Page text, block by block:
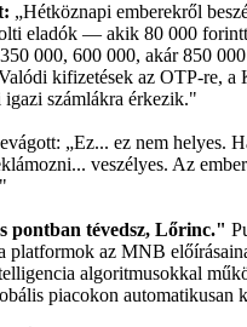
„Hétköznapi emberekről
eladók — akik 80 000
000, 600 000, akár 850
kifizetések az OTP-re,
igazi számlákra érkezik."
„Ez... ez nem helyes.
veszélyes. Az
pontban tévedsz, Lőrinc."
platformok az MNB
algoritmusokkal
piacokon automatikusan